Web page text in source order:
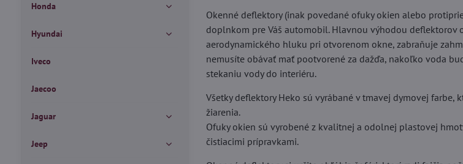
Okenné deflektory (inak povedané ofuky okien alebo
doplnkom pre Váš automobil. Hlavnou výhodou deflektorov
aerodynamického hluku pri otvorenom okne, zabraňuje
nemusíte obávať mať pootvorené za dažďa, nakoľko voda
stekaniu vody do interiéru.
Všetky deflektory Heko sú vyrábané v tmavej dymovej farbe,
žiarenia.
Ofuky okien sú vyrobené z kvalitnej a odolnej plastovej
čistiacimi prípravkami.
Honda
Hyundai
Iveco
Jaecoo
Jaguar
Jeep